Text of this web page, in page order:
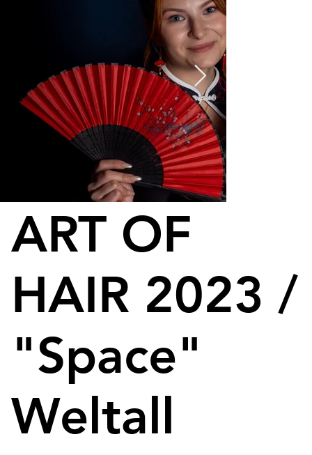
ART OF
HAIR 2023 /
"Space"
Weltall